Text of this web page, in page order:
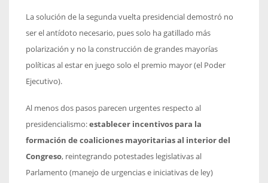
La solución de la segunda vuelta presidencial demostró no
ser el antídoto necesario, pues solo ha gatillado más
polarización y no la construcción de grandes mayorías
políticas al estar en juego solo el premio mayor (el Poder
Ejecutivo).
Al menos dos pasos parecen urgentes respecto al
presidencialismo:establecer incentivos para la
formación de coaliciones mayoritarias al interior del
Congreso, reintegrando potestades legislativas al
Parlamento (manejo de urgencias e iniciativas de ley)